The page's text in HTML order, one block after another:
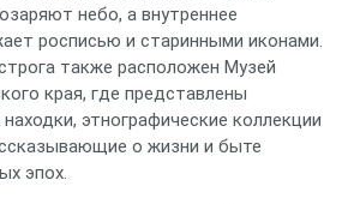
небо, а внутреннее
росписью и старинными иконами.
также расположен Музей
края, где представлены
этнографические коллекции
о жизни и быте
эпох.